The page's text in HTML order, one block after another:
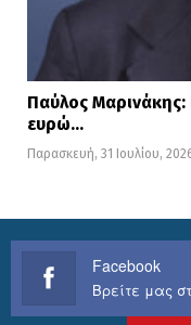
Παύλος Μαρινάκης:
ευρώ…
Παρασκευή, 31 Ιουλίου,
Facebook